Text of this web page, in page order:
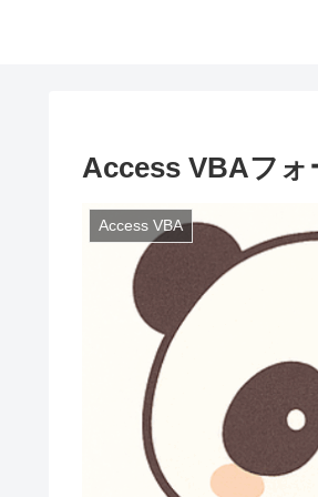
Access VBAフォ
Access VBA